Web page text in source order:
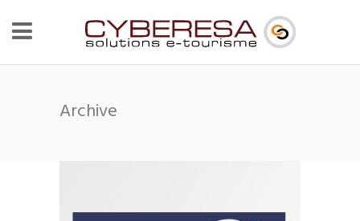
Archive